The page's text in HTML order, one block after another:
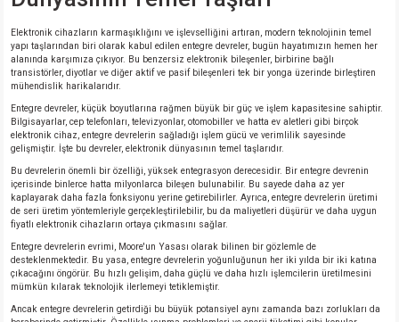
Elektronik cihazların karmaşıklığını ve işlevselliğini artıran, modern teknolojinin temel
yapı taşlarından biri olarak kabul edilen entegre devreler, bugün hayatımızın hemen her
alanında karşımıza çıkıyor. Bu benzersiz elektronik bileşenler, birbirine bağlı
transistörler, diyotlar ve diğer aktif ve pasif bileşenleri tek bir yonga üzerinde birleştiren
mühendislik harikalarıdır.
Entegre devreler, küçük boyutlarına rağmen büyük bir güç ve işlem kapasitesine sahiptir.
Bilgisayarlar, cep telefonları, televizyonlar, otomobiller ve hatta ev aletleri gibi birçok
elektronik cihaz, entegre devrelerin sağladığı işlem gücü ve verimlilik sayesinde
gelişmiştir. İşte bu devreler, elektronik dünyasının temel taşlarıdır.
Bu devrelerin önemli bir özelliği, yüksek entegrasyon derecesidir. Bir entegre devrenin
içerisinde binlerce hatta milyonlarca bileşen bulunabilir. Bu sayede daha az yer
kaplayarak daha fazla fonksiyonu yerine getirebilirler. Ayrıca, entegre devrelerin üretimi
de seri üretim yöntemleriyle gerçekleştirilebilir, bu da maliyetleri düşürür ve daha uygun
fiyatlı elektronik cihazların ortaya çıkmasını sağlar.
Entegre devrelerin evrimi, Moore'un Yasası olarak bilinen bir gözlemle de
desteklenmektedir. Bu yasa, entegre devrelerin yoğunluğunun her iki yılda bir iki katına
çıkacağını öngörür. Bu hızlı gelişim, daha güçlü ve daha hızlı işlemcilerin üretilmesini
mümkün kılarak teknolojik ilerlemeyi tetiklemiştir.
Ancak entegre devrelerin getirdiği bu büyük potansiyel aynı zamanda bazı zorlukları da